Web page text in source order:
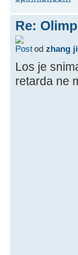
Re:
od zhang
Los je
retarda ne